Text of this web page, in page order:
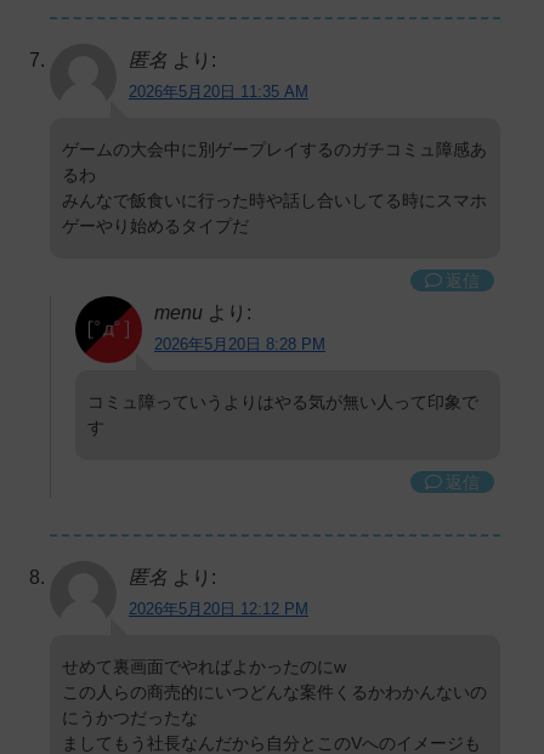
匿名 より:
2026年5月20日 11:35 AM
ゲームの大会中に別ゲープレイするのガチコミュ障感あ
るわ
みんなで飯食いに行った時や話し合いしてる時にスマホ
ゲーやり始めるタイプだ
返信
menu より:
2026年5月20日 8:28 PM
コミュ障っていうよりはやる気が無い人って印象で
す
返信
匿名 より:
2026年5月20日 12:12 PM
せめて裏画面でやればよかったのにw
この人らの商売的にいつどんな案件くるかわかんないの
にうかつだったな
ましてもう社長なんだから自分とこのVへのイメージも